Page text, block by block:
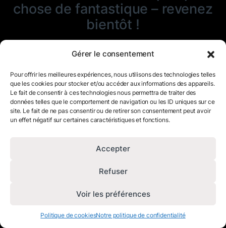
Gérer le consentement
Pour offrir les meilleures expériences, nous utilisons des technologies telles
que les cookies pour stocker et/ou accéder aux informations des appareils.
Le fait de consentir à ces technologies nous permettra de traiter des
données telles que le comportement de navigation ou les ID uniques sur ce
site. Le fait de ne pas consentir ou de retirer son consentement peut avoir
un effet négatif sur certaines caractéristiques et fonctions.
Accepter
Refuser
Voir les préférences
Politique de cookiesNotre politique de confidentialité
chose de fantastique – revenez
bientôt !